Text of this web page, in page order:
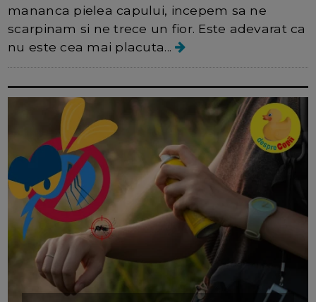
mananca pielea capului, incepem sa ne
scarpinam si ne trece un fior. Este adevarat ca
nu este cea mai placuta...